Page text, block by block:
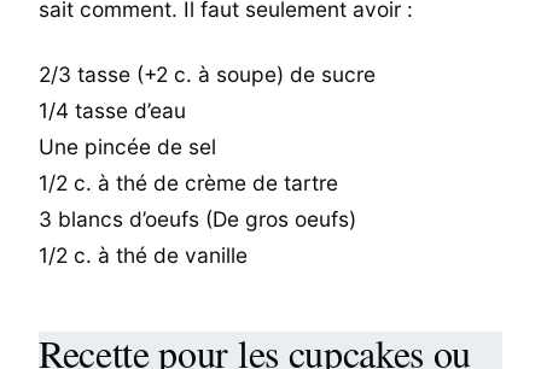
sait comment. Il faut seulement avoir :
2/3 tasse (+2 c. à soupe) de sucre
1/4 tasse d’eau
Une pincée de sel
1/2 c. à thé de crème de tartre
3 blancs d’oeufs (De gros oeufs)
1/2 c. à thé de vanille
Recette pour les cupcakes ou